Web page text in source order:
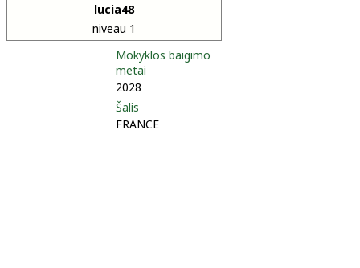
lucia48
niveau 1
Mokyklos baigimo
metai
2028
Šalis
FRANCE